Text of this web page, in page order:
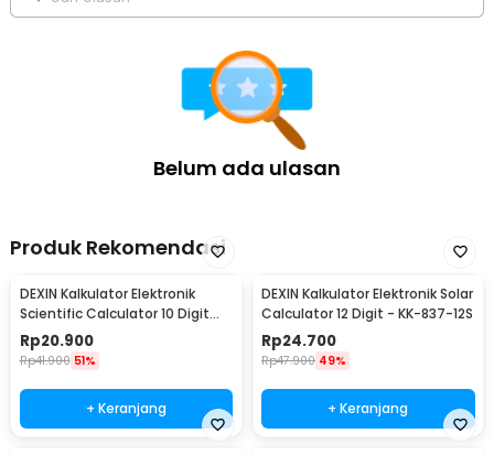
Belum ada ulasan
Produk Rekomendasi
DEXIN Kalkulator Elektronik
Scientific Calculator 10 Digit
Display - KK-82MS-B
Rp20.900
Rp41.900 51%
+ Keranjang
DEXIN Kalkulator Elektronik Solar
Calculator 12 Digit - KK-837-12S
Rp24.700
Rp47.900 49%
+ Keranjang